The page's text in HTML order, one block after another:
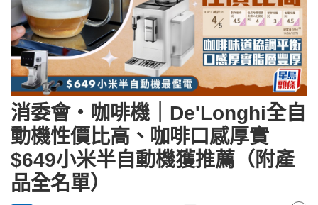
消委會‧咖啡機｜De'Longhi全自
動機性價比高、咖啡口感厚實
$649小米半自動機獲推薦（附產
品全名單）